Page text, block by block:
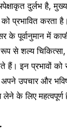
दुर्लभ है,
प्रभावित करता है।
के पूर्वानुमान में
से शल्य चिकित्सा,
हैं। इन प्रभावों को
उपचार और
लेने के लिए महत्वपूर्ण